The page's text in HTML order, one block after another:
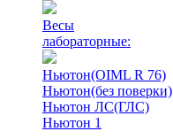
Весы
лабораторные:
Ньютон(OIML R 76)
Ньютон(без поверки)
Ньютон ЛС(ГЛС)
Ньютон 1